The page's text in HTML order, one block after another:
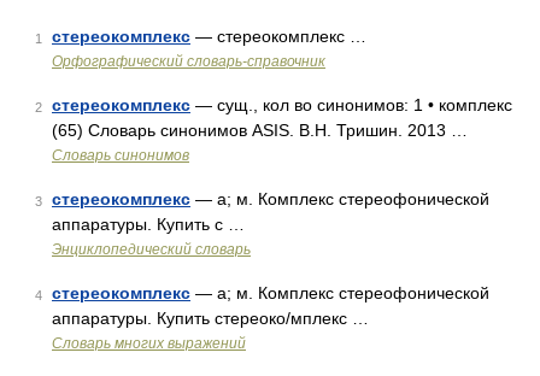
1 стереокомплекс — стереокомплекс …
Орфографический словарь-справочник
2 стереокомплекс — сущ., кол во синонимов: 1 • комплекс
(65) Словарь синонимов ASIS. В.Н. Тришин. 2013 …
Словарь синонимов
3 стереокомплекс — а; м. Комплекс стереофонической
аппаратуры. Купить с …
Энциклопедический словарь
4 стереокомплекс — а; м. Комплекс стереофонической
аппаратуры. Купить стереоко/мплекс …
Словарь многих выражений